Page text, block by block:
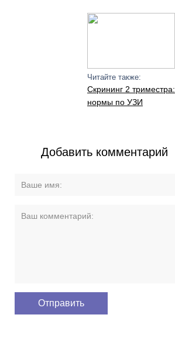
Читайте также:
Скрининг 2 триместра:
нормы по УЗИ
Добавить комментарий